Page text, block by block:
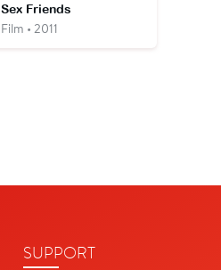
Sex Friends
Film • 2011
SUPPORT